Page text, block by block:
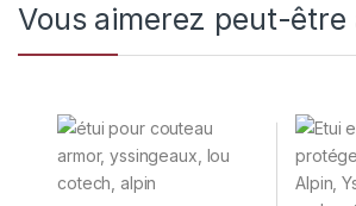
Vous aimerez peut-